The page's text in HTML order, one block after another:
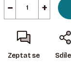
+
−
Zeptat se